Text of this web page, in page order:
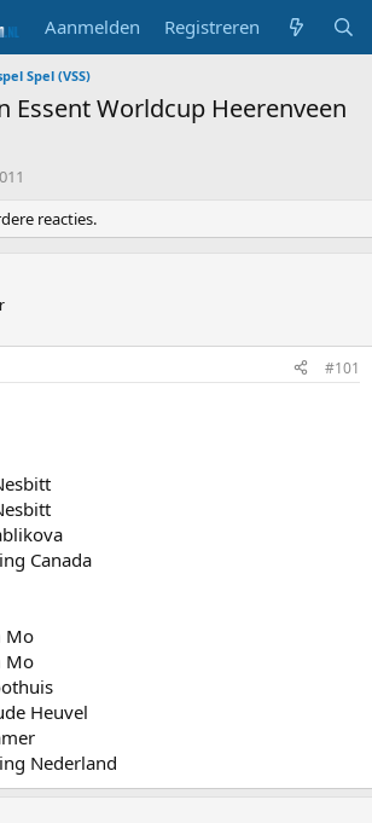
Aanmelden Registreren
Spel (VSS)
Essent Worldcup Heerenveen
reacties.
#101
Canada
Mo
Mo
Heuvel
Nederland